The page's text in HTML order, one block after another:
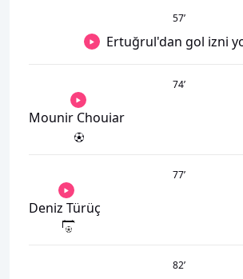
57’
Ertuğrul'dan gol izni
74’
Mounir Chouiar
77’
Deniz Türüç
82’